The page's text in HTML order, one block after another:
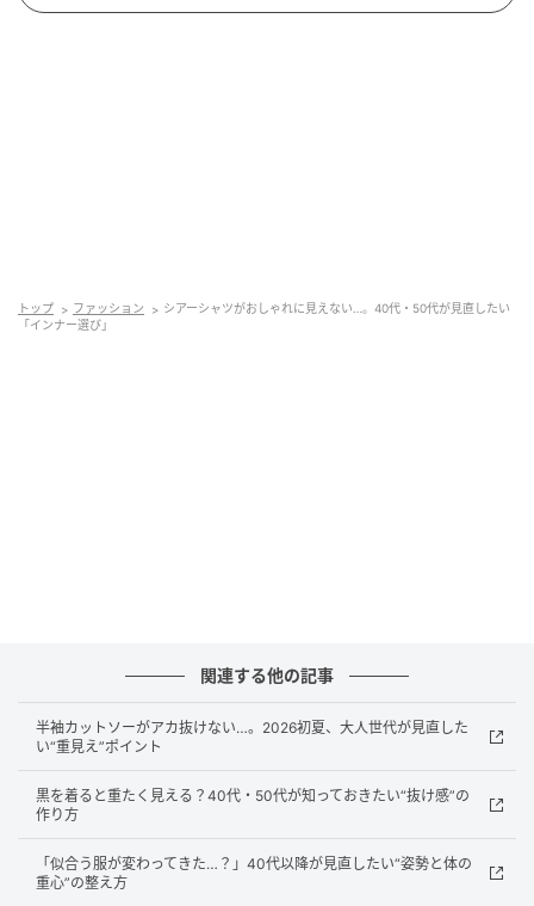
おすすめは、「3Dリブスクエアネックセーターノース
カーディガンと同じ色で揃えるのが簡単です。
トップ ファッション
シアーシャツがおしゃれに見えない…。40代・50代が見直したい
「インナー選び」
関連する他の記事
半袖カットソーがアカ抜けない…。2026初夏、大人世代が見直した
い“重見え”ポイント
黒を着ると重たく見える？40代・50代が知っておきたい“抜け感”の
作り方
「似合う服が変わってきた…？」40代以降が見直したい“姿勢と体の
重心”の整え方